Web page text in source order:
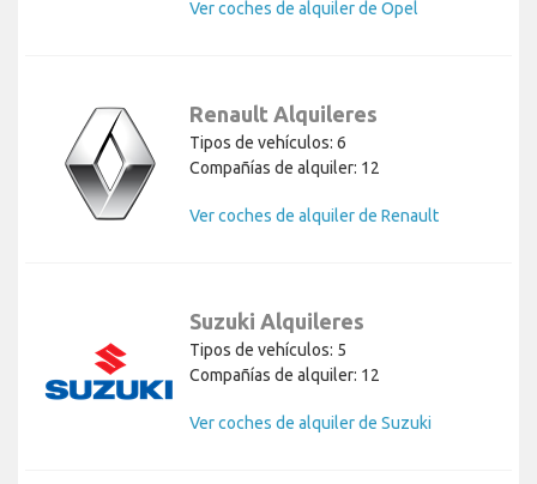
Ver coches de alquiler de Opel
Renault Alquileres
Tipos de vehículos: 6
Compañías de alquiler: 12
Ver coches de alquiler de Renault
Suzuki Alquileres
Tipos de vehículos: 5
Compañías de alquiler: 12
Ver coches de alquiler de Suzuki